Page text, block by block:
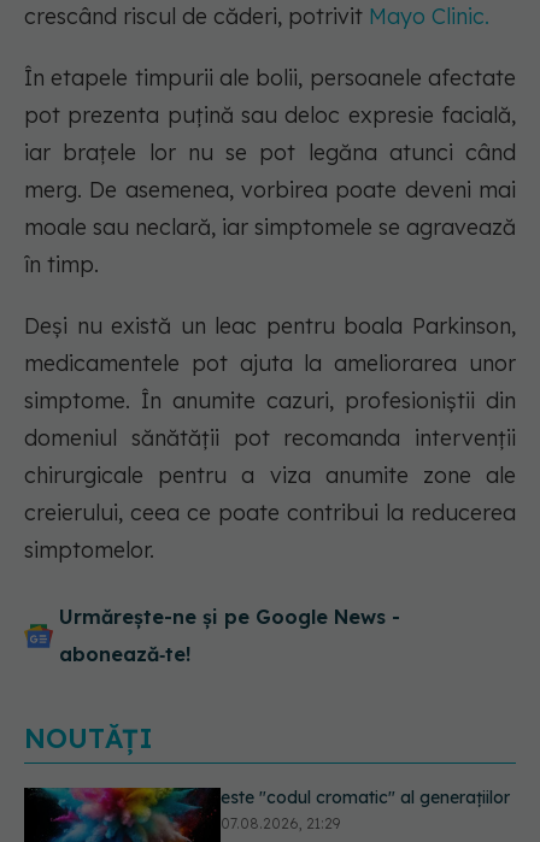
crescând riscul de căderi, potrivit Mayo Clinic.
În etapele timpurii ale bolii, persoanele afectate
pot prezenta puțină sau deloc expresie facială,
iar brațele lor nu se pot legăna atunci când
merg. De asemenea, vorbirea poate deveni mai
moale sau neclară, iar simptomele se agravează
în timp.
Deși nu există un leac pentru boala Parkinson,
medicamentele pot ajuta la ameliorarea unor
simptome. În anumite cazuri, profesioniștii din
domeniul sănătății pot recomanda intervenții
chirurgicale pentru a viza anumite zone ale
creierului, ceea ce poate contribui la reducerea
simptomelor.
Urmărește-ne și pe Google News -
abonează‑te!
NOUTĂȚI
EXCLUSIV Cancerele care pot fi